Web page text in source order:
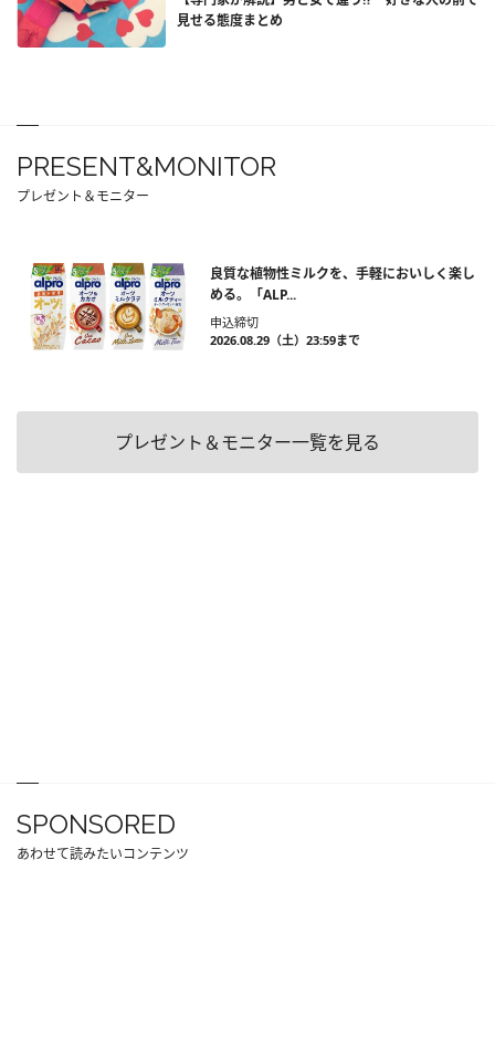
見せる態度まとめ
PRESENT&MONITOR
プレゼント＆モニター
良質な植物性ミルクを、手軽においしく楽し
める。「ALP...
申込締切
2026.08.29（土）23:59まで
プレゼント＆モニター一覧を見る
SPONSORED
あわせて読みたいコンテンツ